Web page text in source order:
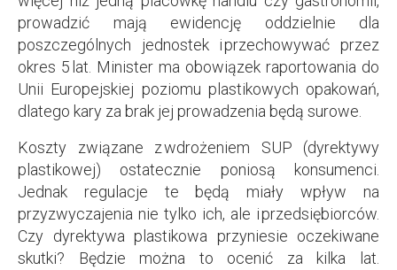
prowadzić mają ewidencję oddzielnie dla
poszczególnych jednostek i przechowywać przez
okres 5 lat. Minister ma obowiązek raportowania do
Unii Europejskiej poziomu plastikowych opakowań,
dlatego kary za brak jej prowadzenia będą surowe.
Koszty związane z wdrożeniem SUP (dyrektywy
plastikowej) ostatecznie poniosą konsumenci.
Jednak regulacje te będą miały wpływ na
przyzwyczajenia nie tylko ich, ale i przedsiębiorców.
Czy dyrektywa plastikowa przyniesie oczekiwane
skutki? Będzie można to ocenić za kilka lat.